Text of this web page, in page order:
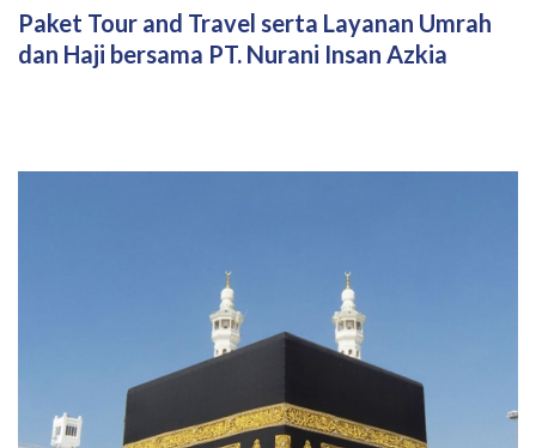
Paket Tour and Travel serta Layanan Umrah
dan Haji bersama PT. Nurani Insan Azkia